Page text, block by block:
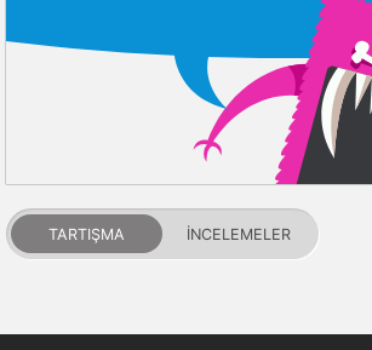
TARTIŞMA İNCELEMELER